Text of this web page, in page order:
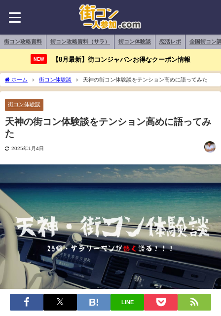
街コン攻略資料 街コン攻略資料（サラ） 街コン体験談 恋活レポ 全国街コン
NEW 【8月最新】街コンジャパンお得なクーポン情報
ホーム 街コン体験談 天神の街コン体験談をテンション高めに語ってみた
街コン体験談
天神の街コン体験談をテンション高めに語ってみ
た
2025年1月4日
LINE